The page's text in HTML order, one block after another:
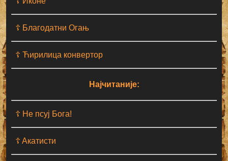
☦ Благодатни Огањ
☦ Ћирилица конвертор
Најчитаније:
☦ Не псуј Бога!
☦ Aкатисти